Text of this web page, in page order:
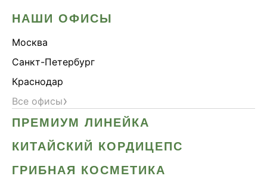
НАШИ ОФИСЫ
Москва
Санкт-Петербург
Краснодар
Все офисы›
ПРЕМИУМ ЛИНЕЙКА
КИТАЙСКИЙ КОРДИЦЕПС
ГРИБНАЯ КОСМЕТИКА